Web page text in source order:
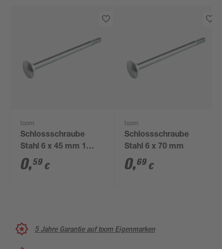
toom
Schlossschraube
Stahl 6 x 45 mm 1
Stück
0,59 €
toom
Schlossschraube
Stahl 6 x 70 mm
0,69 €
5 Jahre Garantie auf toom Eigenmarken